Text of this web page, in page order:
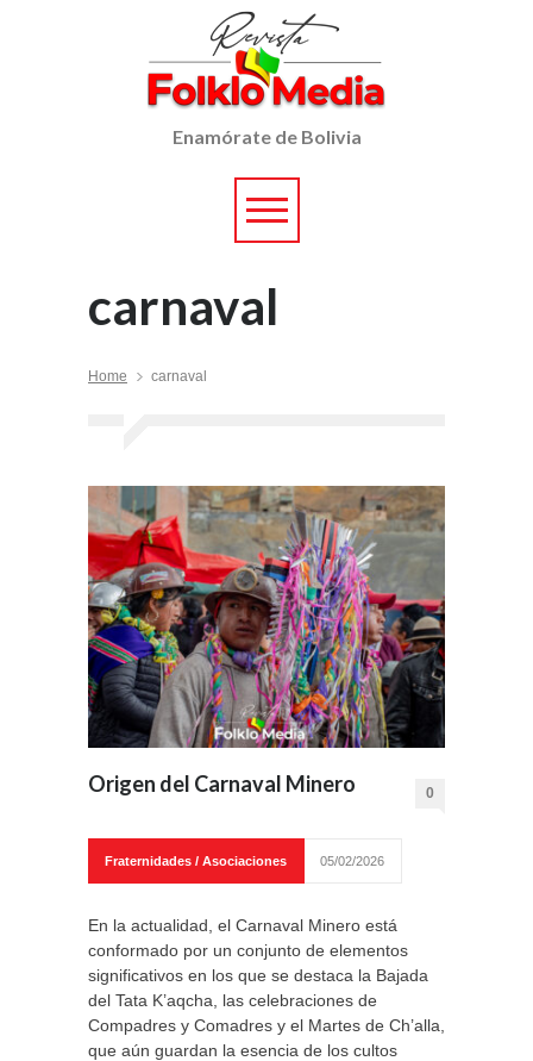
Enamórate de Bolivia
carnaval
Home carnaval
Origen del Carnaval Minero 0
Fraternidades / Asociaciones 05/02/2026
En la actualidad, el Carnaval Minero está
conformado por un conjunto de elementos
significativos en los que se destaca la Bajada
del Tata K’aqcha, las celebraciones de
Compadres y Comadres y el Martes de Ch’alla,
que aún guardan la esencia de los cultos